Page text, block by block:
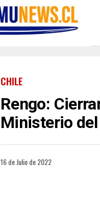
CHILE
Rengo:
Ministerio
16 de Julio de 2022